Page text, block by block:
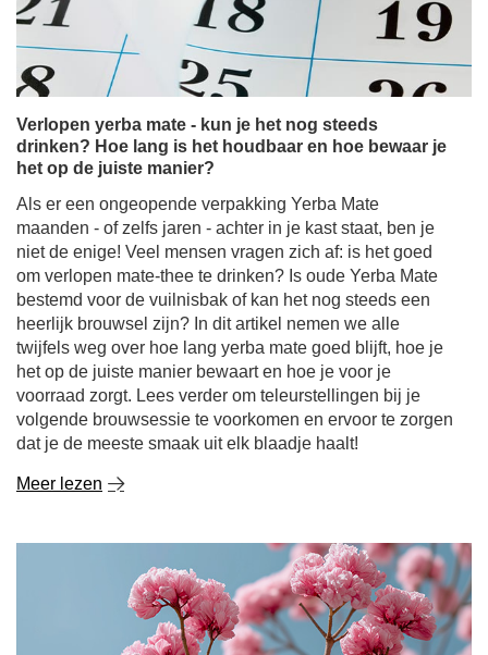
Verlopen yerba mate - kun je het nog steeds
drinken? Hoe lang is het houdbaar en hoe bewaar je
het op de juiste manier?
Als er een ongeopende verpakking Yerba Mate
maanden - of zelfs jaren - achter in je kast staat, ben je
niet de enige! Veel mensen vragen zich af: is het goed
om verlopen mate-thee te drinken? Is oude Yerba Mate
bestemd voor de vuilnisbak of kan het nog steeds een
heerlijk brouwsel zijn? In dit artikel nemen we alle
twijfels weg over hoe lang yerba mate goed blijft, hoe je
het op de juiste manier bewaart en hoe je voor je
voorraad zorgt. Lees verder om teleurstellingen bij je
volgende brouwsessie te voorkomen en ervoor te zorgen
dat je de meeste smaak uit elk blaadje haalt!
Meer lezen